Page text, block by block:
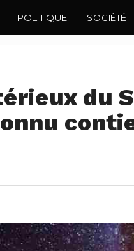
POLITIQUE SOCIÉTÉ
du